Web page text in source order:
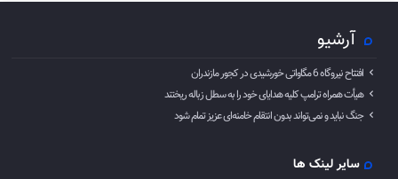
آرشیو
افتتاح نیروگاه 6 مگاواتی خورشیدی در کجور مازندران
هیأت همراه ترامپ کلیه هدایای خود را به سطل زباله ریختند
جنگ نباید و نمی‌تواند بدون انتقام خامنه‌ای عزیز تمام شود
سایر لینک ها